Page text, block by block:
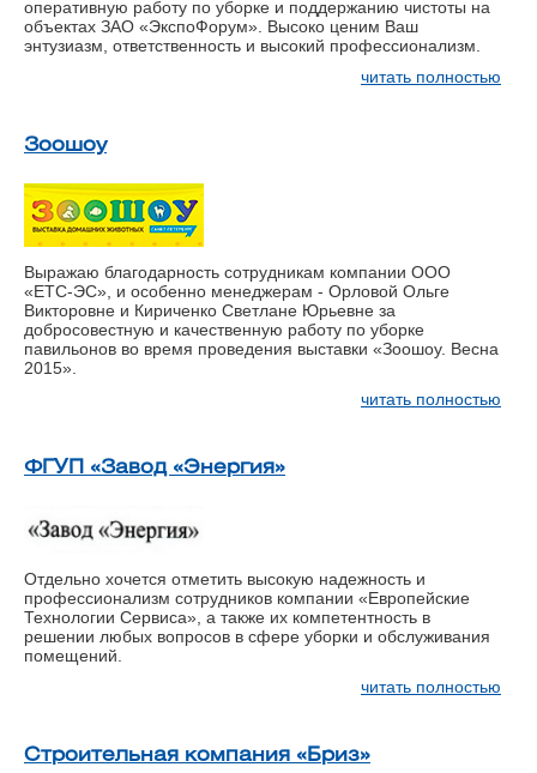
оперативную работу по уборке и поддержанию чистоты на
объектах ЗАО «ЭкспоФорум». Высоко ценим Ваш
энтузиазм, ответственность и высокий профессионализм.
читать полностью
Зоошоу
Выражаю благодарность сотрудникам компании ООО
«ЕТС-ЭС», и особенно менеджерам - Орловой Ольге
Викторовне и Кириченко Светлане Юрьевне за
добросовестную и качественную работу по уборке
павильонов во время проведения выставки «Зоошоу. Весна
2015».
читать полностью
ФГУП «Завод «Энергия»
Отдельно хочется отметить высокую надежность и
профессионализм сотрудников компании «Европейские
Технологии Сервиса», а также их компетентность в
решении любых вопросов в сфере уборки и обслуживания
помещений.
читать полностью
Строительная компания «Бриз»